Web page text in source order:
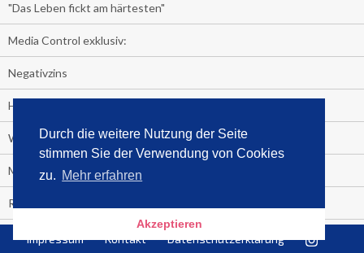
Durch die weitere Nutzung der Seite
stimmen Sie der Verwendung von Cookies
zu. Mehr erfahren
Akzeptieren
"Das Leben fickt am härtesten"
Media Control exklusiv:
Negativzins
Heute ist Tag des Malbuchs
Welches Auto fahren Sie?
Media Control ermittelt: Das ist der Sommerhit 2019
Rammstein, "Tatort" und ein Känguru an der Spitze
Impressum Kontakt Datenschutzerklärung